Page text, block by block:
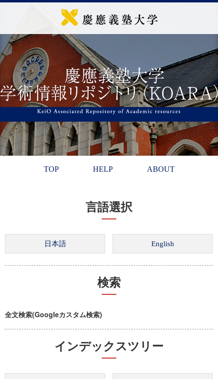
TOP HELP ABOUT
言語選択
検索
全文検索(Googleカスタム検索)
インデックスツリー